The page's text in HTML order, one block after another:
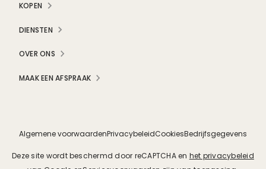
KOPEN
DIENSTEN
OVER ONS
MAAK EEN AFSPRAAK
Algemene voorwaardenPrivacybeleidCookiesBedrijfsgegevens
Deze site wordt beschermd door reCAPTCHA en het privacybeleid